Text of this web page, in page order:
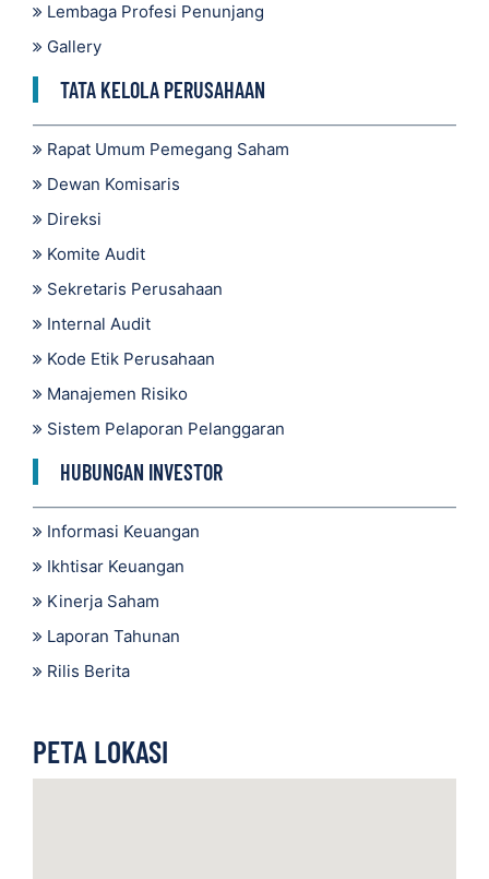
Lembaga Profesi Penunjang
Gallery
TATA KELOLA PERUSAHAAN
Rapat Umum Pemegang Saham
Dewan Komisaris
Direksi
Komite Audit
Sekretaris Perusahaan
Internal Audit
Kode Etik Perusahaan
Manajemen Risiko
Sistem Pelaporan Pelanggaran
HUBUNGAN INVESTOR
Informasi Keuangan
Ikhtisar Keuangan
Kinerja Saham
Laporan Tahunan
Rilis Berita
PETA LOKASI